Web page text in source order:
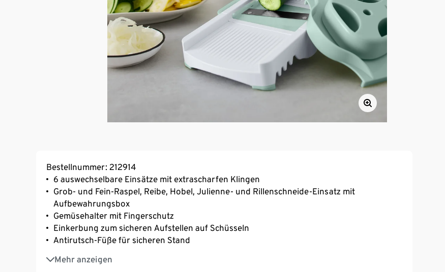
Bestellnummer: 212914
6 auswechselbare Einsätze mit extrascharfen Klingen
Grob- und Fein-Raspel, Reibe, Hobel, Julienne- und Rillenschneide-Einsatz mit
Aufbewahrungsbox
Gemüsehalter mit Fingerschutz
Einkerbung zum sicheren Aufstellen auf Schüsseln
Antirutsch-Füße für sicheren Stand
Mehr anzeigen
Spülmaschinengeeignet
Klappbar – platzsparend verstaubar